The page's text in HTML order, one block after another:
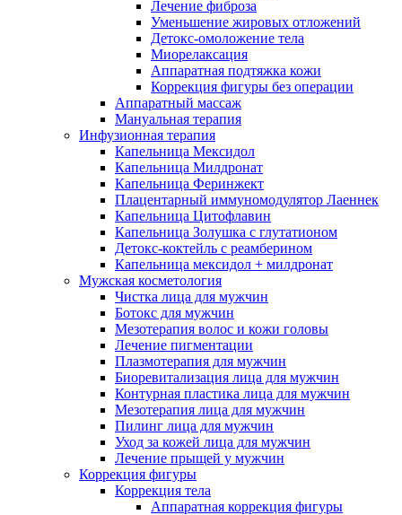
Лечение фиброза
Уменьшение жировых отложений
Детокс-омоложение тела
Миорелаксация
Аппаратная подтяжка кожи
Коррекция фигуры без операции
Аппаратный массаж
Мануальная терапия
Инфузионная терапия
Капельница Мексидол
Капельница Милдронат
Капельница Феринжект
Плацентарный иммуномодулятор Лаеннек
Капельница Цитофлавин
Капельница Золушка с глутатионом
Детокс-коктейль с реамберином
Капельница мексидол + милдронат
Мужская косметология
Чистка лица для мужчин
Ботокс для мужчин
Мезотерапия волос и кожи головы
Лечение пигментации
Плазмотерапия для мужчин
Биоревитализация лица для мужчин
Контурная пластика лица для мужчин
Мезотерапия лица для мужчин
Пилинг лица для мужчин
Уход за кожей лица для мужчин
Лечение прыщей у мужчин
Коррекция фигуры
Коррекция тела
Аппаратная коррекция фигуры